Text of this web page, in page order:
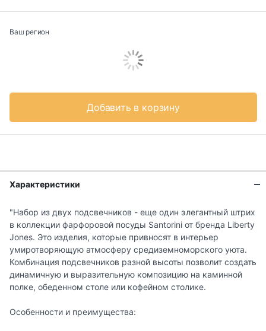
Ваш регион
Добавить в корзину
Характеристики
"Набор из двух подсвечников - еще один элегантный штрих
в коллекции фарфоровой посуды Santorini от бренда Liberty
Jones. Это изделия, которые привносят в интерьер
умиротворяющую атмосферу средиземноморского уюта.
Комбинация подсвечников разной высоты позволит создать
динамичную и выразительную композицию на каминной
полке, обеденном столе или кофейном столике.
Особенности и преимущества: